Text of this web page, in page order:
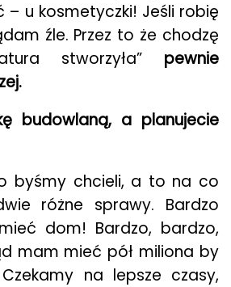
– u kosmetyczki! Jeśli robię
źle. Przez to że chodzę
stworzyła” pewnie
budowlaną, a planujecie
byśmy chcieli, a to na co
różne sprawy. Bardzo
dom! Bardzo, bardzo,
mam mieć pół miliona by
na lepsze czasy,